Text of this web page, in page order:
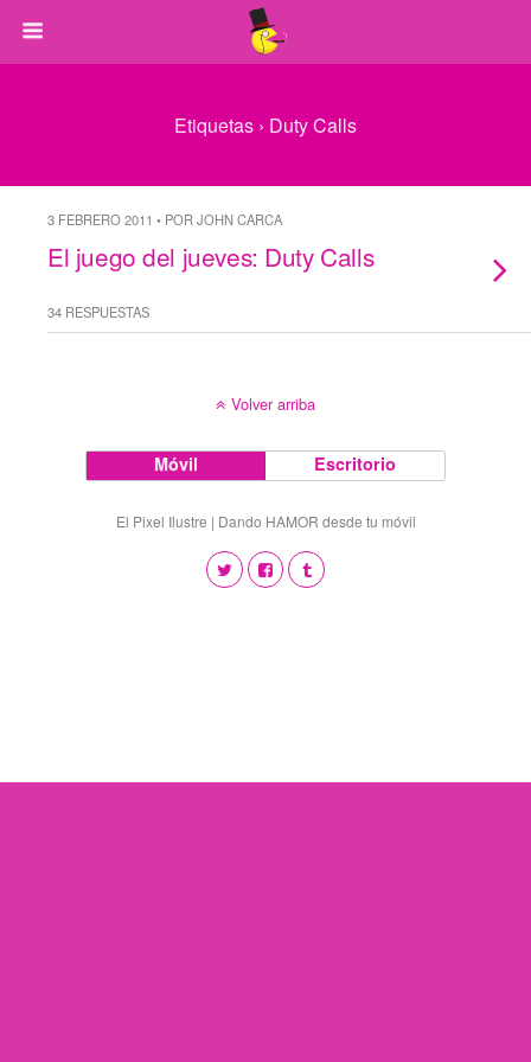
Etiquetas › Duty Calls
3 FEBRERO 2011 • POR JOHN CARCA
El juego del jueves: Duty Calls
34 RESPUESTAS
Volver arriba
Móvil Escritorio
El Pixel Ilustre | Dando HAMOR desde tu móvil